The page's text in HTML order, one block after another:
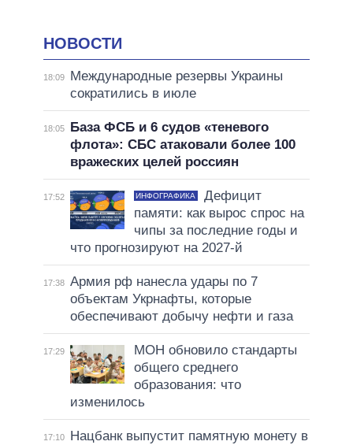
НОВОСТИ
18:09
Международные резервы Украины
сократились в июле
18:05
База ФСБ и 6 судов «теневого
флота»: СБС атаковали более 100
вражеских целей россиян
17:52 ИНФОГРАФИКА
Дефицит
памяти: как вырос спрос на
чипы за последние годы и
что прогнозируют на 2027-й
17:38 Армия рф нанесла удары по 7
объектам Укрнафты, которые
обеспечивают добычу нефти и газа
17:29
МОН обновило стандарты
общего среднего
образования: что
изменилось
17:10
Нацбанк выпустит памятную монету в